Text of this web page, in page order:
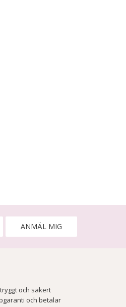
ANMÄL MIG
och säkert
och betalar